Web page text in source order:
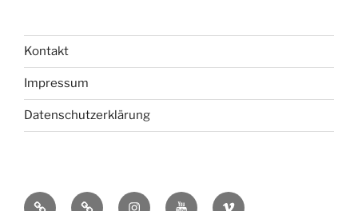
Kontakt
Impressum
Datenschutzerklärung
bsky MastadonInstagramYou Vimeo